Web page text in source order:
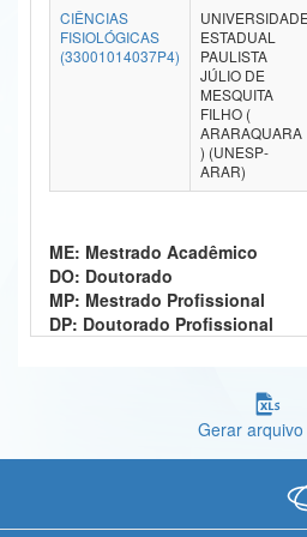
Ministério da Ciência, Tecnologia, Inovações e
Ministério do Desenvolvimento Regional
Ministério da Mulher, da Família e dos Direitos
Secretaria-Geral
Advocacia-Geral da União
CIÊNCIAS
FISIOLÓGICAS
(33001014037P4)
UNIVERSIDADE
ESTADUAL
PAULISTA
JÚLIO DE
MESQUITA
FILHO (
ARARAQUARA
) (UNESP-
ARAR)
ME: Mestrado Acadêmico
DO: Doutorado
MP: Mestrado Profissional
DP: Doutorado Profissional
Gerar arquivo